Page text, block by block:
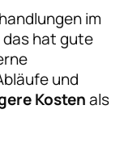
im
hat gute
und
Kostenals